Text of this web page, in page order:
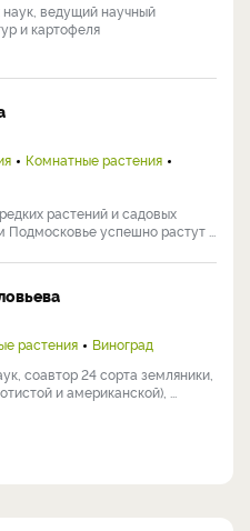
наук, ведущий научный
и картофеля
Комнатные растения
растений и садовых
успешно растут ...
растения
Виноград
соавтор 24 сорта земляники,
и американской), ...